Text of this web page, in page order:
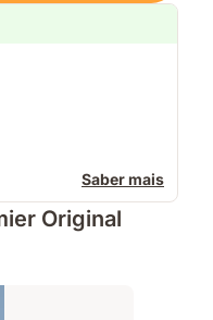
Saber mais
Original